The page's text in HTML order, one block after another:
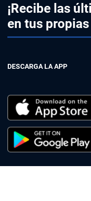
¡Recibe las
en tus
DESCARGA LA APP